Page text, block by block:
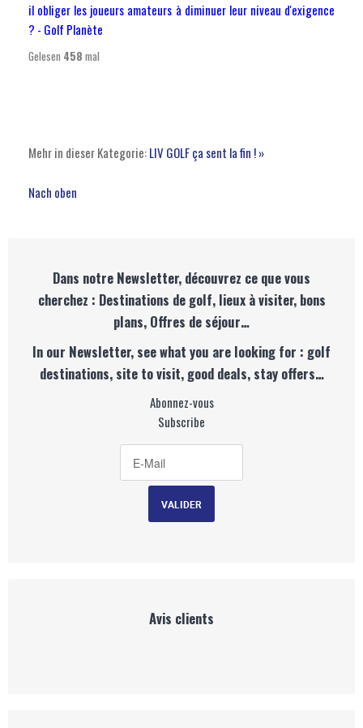
il obliger les joueurs amateurs à diminuer leur niveau d'exigence
? - Golf Planète
Gelesen 458 mal
Mehr in dieser Kategorie:LIV GOLF ça sent la fin ! »
Nach oben
Dans notre Newsletter, découvrez ce que vous
cherchez : Destinations de golf, lieux à visiter, bons
plans, Offres de séjour…
In our Newsletter, see what you are looking for : golf
destinations, site to visit, good deals, stay offers…
Abonnez-vous
Subscribe
Avis clients